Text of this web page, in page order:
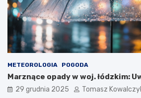
METEOROLOGIA POGODA
Marznące opady w woj. łódzkim:
29 grudnia 2025 Tomasz